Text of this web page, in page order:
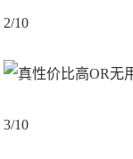
2/10
3/10